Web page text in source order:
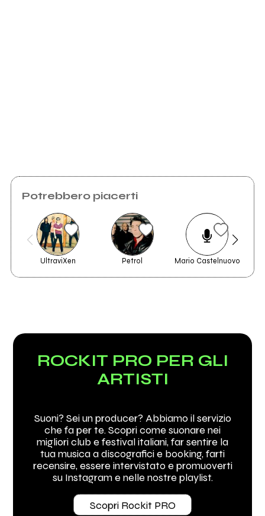
Potrebbero piacerti
UltraviXen Petrol Mario Castelnuovo
ROCKIT PRO PER GLI
ARTISTI
Suoni? Sei un producer? Abbiamo il servizio
che fa per te. Scopri come suonare nei
migliori club e festival italiani, far sentire la
tua musica a discografici e booking, farti
recensire, essere intervistato e promuoverti
su Instagram e nelle nostre playlist.
Scopri Rockit PRO